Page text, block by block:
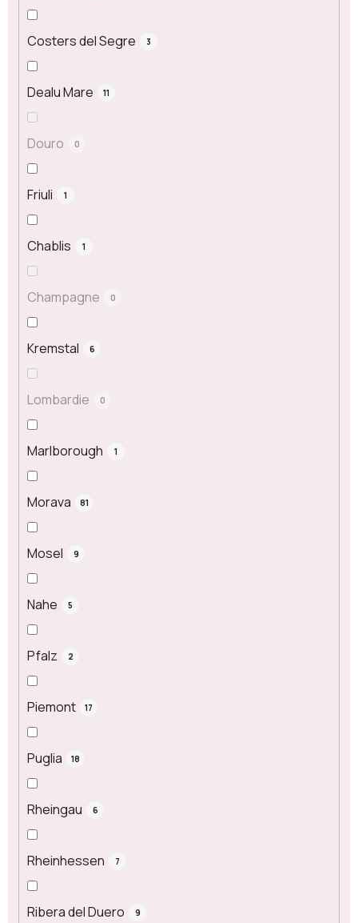
Costers del Segre 3
Dealu Mare 11
Douro 0
Friuli 1
Chablis 1
Champagne 0
Kremstal 6
Lombardie 0
Marlborough 1
Morava 81
Mosel 9
Nahe 5
Pfalz 2
Piemont 17
Puglia 18
Rheingau 6
Rheinhessen 7
Ribera del Duero 9